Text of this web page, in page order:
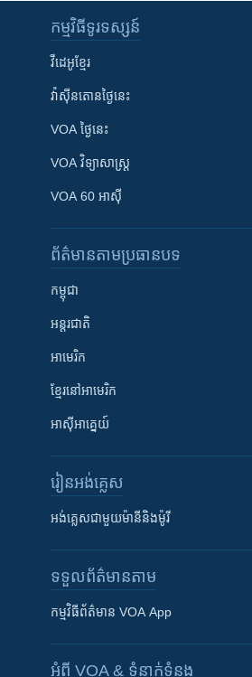
កម្មវិធី​ទូរទស្សន៍
វីដេអូ​ខ្មែរ
វ៉ាស៊ីនតោន​ថ្ងៃ​នេះ
VOA ថ្ងៃនេះ
VOA ​វិទ្យាសាស្ត្រ
VOA 60 អាស៊ី
ព័ត៌មាន​តាមប្រធានបទ​
កម្ពុជា
អន្តរជាតិ
អាមេរិក
ខ្មែរ​នៅអាមេរិក
អាស៊ីអាគ្នេយ៍
រៀន​​អង់គ្លេស
អង់គ្លេស​ជាមួយ​ម៉ានី​និង​ម៉ូរី
ទទួល​ព័ត៌មាន​តាម
កម្មវិធី​ព័ត៌មាន VOA App
អំពី​ VOA & ទំនាក់ទំនង